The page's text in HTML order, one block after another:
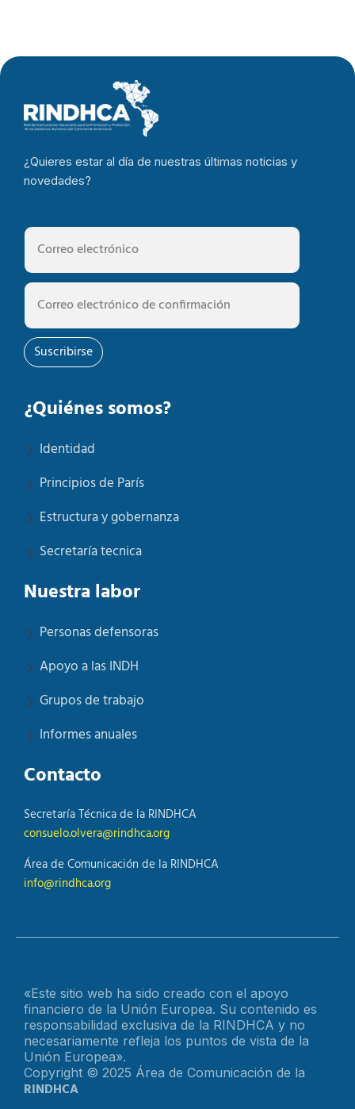
¿Quieres estar al día de nuestras últimas noticias y
novedades?
Suscribirse
¿Quiénes somos?
Identidad
Principios de París
Estructura y gobernanza
Secretaría tecnica
Nuestra labor
Personas defensoras
Apoyo a las INDH
Grupos de trabajo
Informes anuales
Contacto
Secretaría Técnica de la RINDHCA
consuelo.olvera@rindhca.org
Área de Comunicación de la RINDHCA
info@rindhca.org
«Este sitio web ha sido creado con el apoyo
financiero de la Unión Europea. Su contenido es
responsabilidad exclusiva de la RINDHCA y no
necesariamente refleja los puntos de vista de la
Unión Europea».
Copyright © 2025 Área de Comunicación de la
RINDHCA